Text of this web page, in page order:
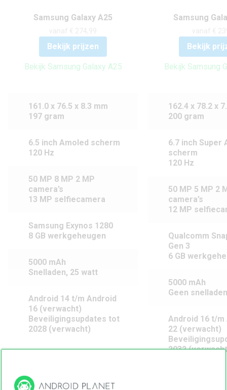
Samsung Galaxy A25
Bekijk prijzen
Bekijk Samsung Galaxy A25
161.0 x 76.5 x 8.3 mm
197 gram
6.5 inch Amoled scherm
120 Hz
50 MP 8 MP 2 MP
camera’s
13 MP selfiecamera
Samsung Exynos 1280
8 GB werkgeheugen
5000 mAh
Snelladen, 25 watt
Android 14 t/m Android
16 (verwacht)
Beveiligingsupdates tot
2028 (verwacht)
Samsung
Bekijk
Bekijk Samsung
162.4 x 78.2 x
200 gram
6.7 inch Super
scherm
120 Hz
50 MP 5 MP 2
camera’s
12 MP
Qualcomm
Gen 3
6 GB
5000 mAh
Geen
Android 16 t/m
22 (verwacht)
2032